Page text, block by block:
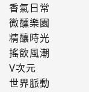
香氣日常
微醺樂園
精釀時光
搖飲風潮
V次元
世界脈動